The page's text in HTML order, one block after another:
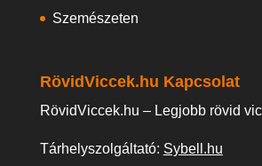
Szemészeten
RövidViccek.hu Kapcsolat
RövidViccek.hu – Legjobb rövid
Tárhelyszolgáltató: Sybell.hu